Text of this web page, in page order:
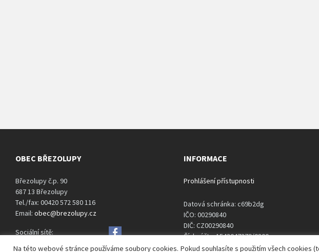
OBEC BŘEZOLUPY
Březolupy č.p. 90
687 13 Březolupy
Tel./fax: 00420 572 580 116
Email: obec@brezolupy.cz
Sociální sítě:
INFORMACE
Prohlášení přístupnosti
Datová schránka: c69b2dg
IČO: 00290840
DIČ: CZ00290840
Číslo účtu: 1543047379/0800
Na této webové stránce používáme soubory cookies. Pokud souhlasíte s použitím všech cookies